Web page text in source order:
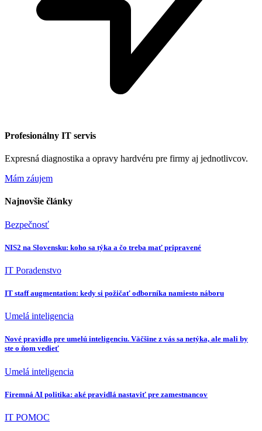
Profesionálny IT servis
Expresná diagnostika a opravy hardvéru pre firmy aj jednotlivcov.
Mám záujem
Najnovšie články
Bezpečnosť
NIS2 na Slovensku: koho sa týka a čo treba mať pripravené
IT Poradenstvo
IT staff augmentation: kedy si požičať odborníka namiesto náboru
Umelá inteligencia
Nové pravidlo pre umelú inteligenciu. Väčšine z vás sa netýka, ale mali by
ste o ňom vedieť
Umelá inteligencia
Firemná AI politika: aké pravidlá nastaviť pre zamestnancov
IT POMOC